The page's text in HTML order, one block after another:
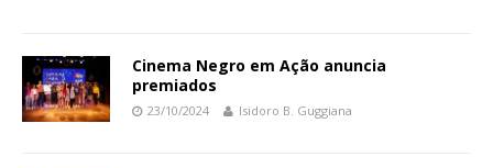
Cinema Negro em Ação anuncia
premiados
23/10/2024 Isidoro B. Guggiana